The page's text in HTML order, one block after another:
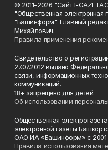
© 2011-2026 "Сайт I-
"Общественная
"Башинформ". Главный
Михайлович.
Правила применения
Свидетельство о
27.07.2012 выдано
связи, информационных
коммуникаций.
18+ запрещено для детей.
Об использовании
Общественная
электронной газеты
ОАО ИА «Башинформ» с 2001
Правила использования